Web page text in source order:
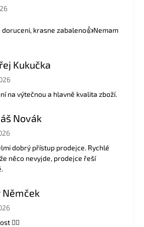
obchodu je 5 z 5 hvězdiček.
krasne zabaleno👍Nemam
Kukučka
obchodu je 5 z 5 hvězdiček.
na výtečnou a hlavně kvalita zboží.
Novák
obchodu je 5 z 5 hvězdiček.
dobrý přístup prodejce. Rychlé
něco nevyjde, prodejce řeší
Němček
obchodu je 5 z 5 hvězdiček.
👍🏻